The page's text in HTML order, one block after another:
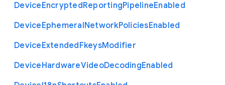
DeviceEncryptedReportingPipelineEnabled
DeviceEphemeralNetworkPoliciesEnabled
DeviceExtendedFkeysModifier
DeviceHardwareVideoDecodingEnabled